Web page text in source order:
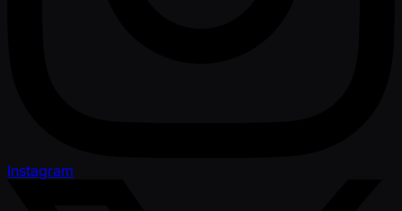
Instagram